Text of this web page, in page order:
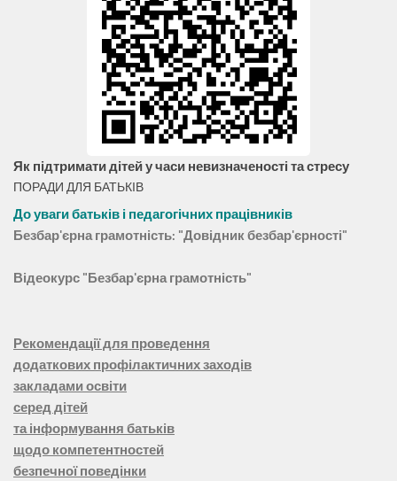
Як підтримати дітей у часи невизначеності та стресу
ПОРАДИ ДЛЯ БАТЬКІВ
До уваги батьків і педагогічних працівників
Безбар'єрна грамотність: "Довідник безбар'єрності"
Відеокурс "Безбар'єрна грамотність"
Рекомендації для проведення
додаткових профілактичних заходів
закладами освіти
серед дітей
та інформування батьків
щодо компетентностей
безпечної поведінки